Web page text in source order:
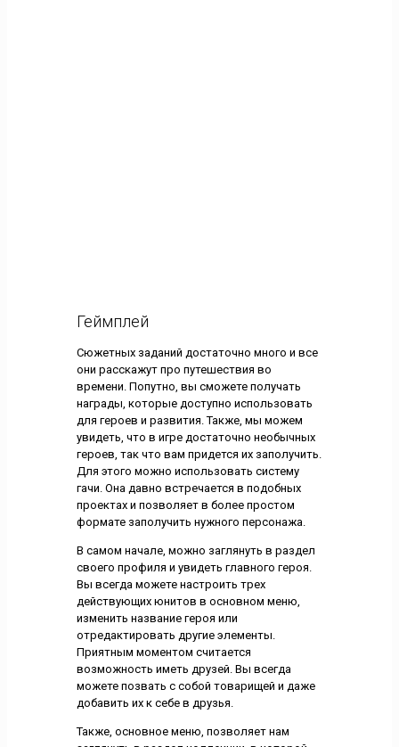
Геймплей
Сюжетных заданий достаточно много и все
они расскажут про путешествия во
времени. Попутно, вы сможете получать
награды, которые доступно использовать
для героев и развития. Также, мы можем
увидеть, что в игре достаточно необычных
героев, так что вам придется их заполучить.
Для этого можно использовать систему
гачи. Она давно встречается в подобных
проектах и позволяет в более простом
формате заполучить нужного персонажа.
В самом начале, можно заглянуть в раздел
своего профиля и увидеть главного героя.
Вы всегда можете настроить трех
действующих юнитов в основном меню,
изменить название героя или
отредактировать другие элементы.
Приятным моментом считается
возможность иметь друзей. Вы всегда
можете позвать с собой товарищей и даже
добавить их к себе в друзья.
Также, основное меню, позволяет нам